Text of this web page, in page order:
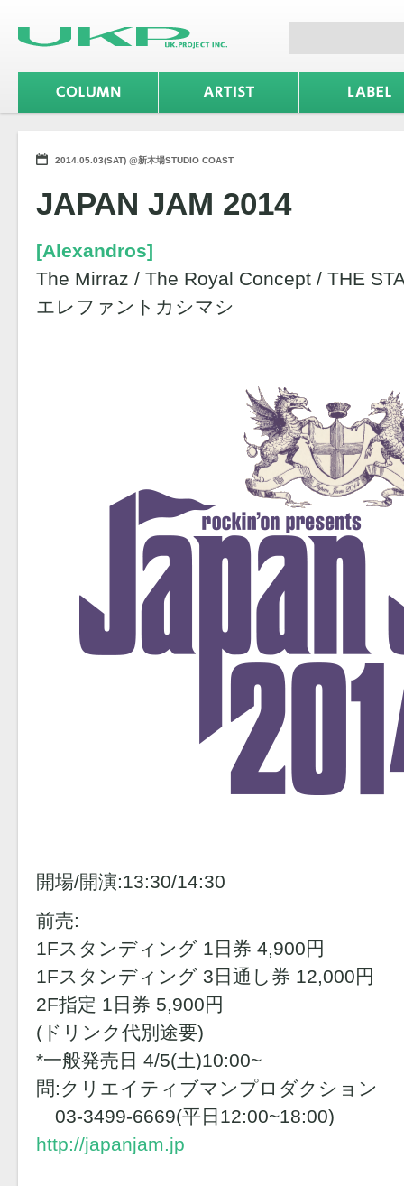
2014.05.03(SAT) @新木場STUDIO COAST
JAPAN JAM 2014
[Alexandros]
The Mirraz / The Royal Concept / THE
エレファントカシマシ
開場/開演:13:30/14:30
前売:
1Fスタンディング 1日券 4,900円
1Fスタンディング 3日通し券 12,000円
2F指定 1日券 5,900円
(ドリンク代別途要)
*一般発売日 4/5(土)10:00~
問:クリエイティブマンプロダクション
03-3499-6669(平日12:00~18:00)
http://japanjam.jp